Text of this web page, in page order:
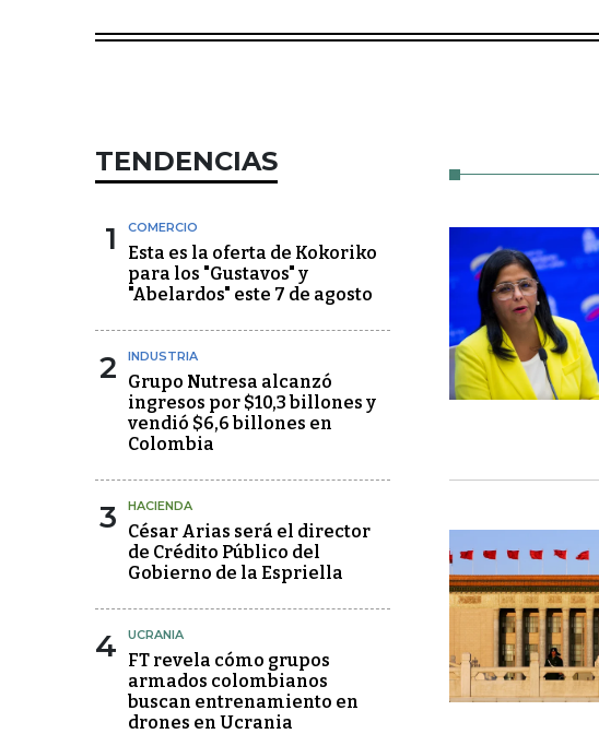
TENDENCIAS
1 COMERCIO
Esta es la oferta de Kokoriko
para los "Gustavos" y
"Abelardos" este 7 de agosto
2 INDUSTRIA
Grupo Nutresa alcanzó
ingresos por $10,3 billones y
vendió $6,6 billones en
Colombia
3 HACIENDA
César Arias será el director
de Crédito Público del
Gobierno de la Espriella
4 UCRANIA
FT revela cómo grupos
armados colombianos
buscan entrenamiento en
drones en Ucrania